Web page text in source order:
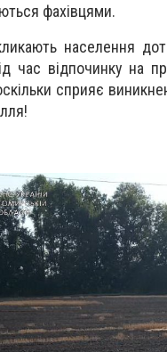
фахівцями.
населення
час відпочинку на
сприяє